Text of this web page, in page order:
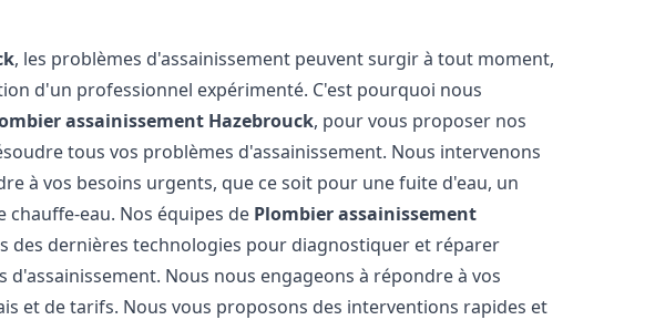
, les problèmes d'assainissement peuvent surgir à tout moment,
d'un professionnel expérimenté. C'est pourquoi nous
assainissement Hazebrouck, pour vous proposer nos
tous vos problèmes d'assainissement. Nous intervenons
à vos besoins urgents, que ce soit pour une fuite d'eau, un
chauffe-eau. Nos équipes de Plombier assainissement
des dernières technologies pour diagnostiquer et réparer
Nous nous engageons à répondre à vos
et de tarifs. Nous vous proposons des interventions rapides et